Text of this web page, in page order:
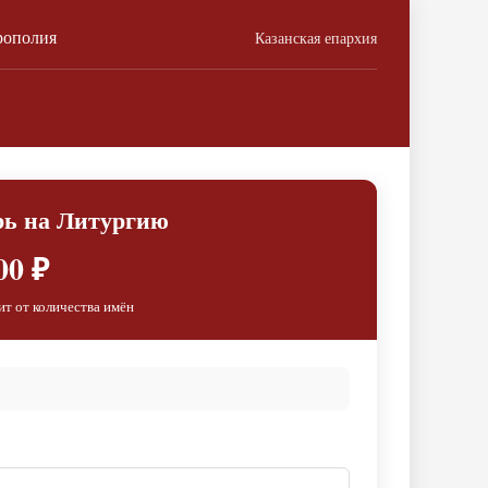
Казанская епархия
на Литургию
₽
от количества имён